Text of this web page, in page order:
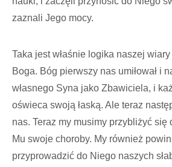
zaznali Jego mocy.
Taka jest właśnie logika naszej
Boga. Bóg pierwszy nas umiłował i
własnego Syna jako Zbawiciela, i
oświeca swoją łaską. Ale teraz
nas. Teraz my musimy przybliżyć się
Mu swoje choroby. My również
przyprowadzić do Niego naszych